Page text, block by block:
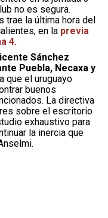
no es segura.
trae la última hora del
en la previa
4.
Sánchez
Puebla, Necaxa y
que el uruguayo
buenos
La directiva
sobre el escritorio
exhaustivo para
la inercia que